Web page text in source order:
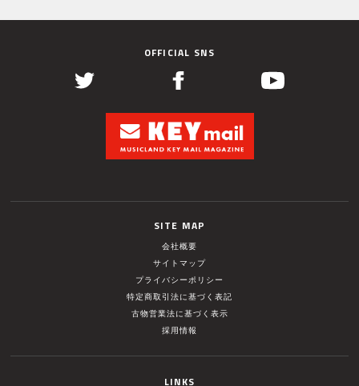
OFFICIAL SNS
SITE MAP
会社概要
サイトマップ
プライバシーポリシー
特定商取引法に基づく表記
古物営業法に基づく表示
採用情報
LINKS